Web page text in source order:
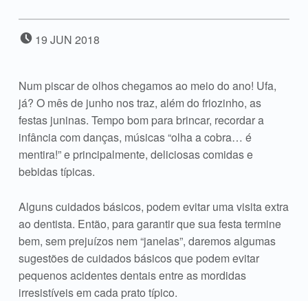
POSTED ON:
19 JUN 2018
Num piscar de olhos chegamos ao meio do ano! Ufa,
já? O mês de junho nos traz, além do friozinho, as
festas juninas. Tempo bom para brincar, recordar a
infância com danças, músicas “olha a cobra… é
mentira!” e principalmente, deliciosas comidas e
bebidas típicas.
Alguns cuidados básicos, podem evitar uma visita extra
ao dentista. Então, para garantir que sua festa termine
bem, sem prejuízos nem “janelas”, daremos algumas
sugestões de cuidados básicos que podem evitar
pequenos acidentes dentais entre as mordidas
irresistíveis em cada prato típico.